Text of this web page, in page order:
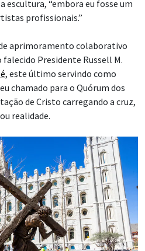
escultura, “embora eu fosse um
profissionais.”
aprimoramento colaborativo
Presidente Russell M.
, este último servindo como
chamado para o Quórum dos
de Cristo carregando a cruz,
realidade.